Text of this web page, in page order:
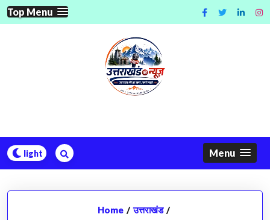
Skip
to
Top Menu
Menu
Home / उत्तराखंड /